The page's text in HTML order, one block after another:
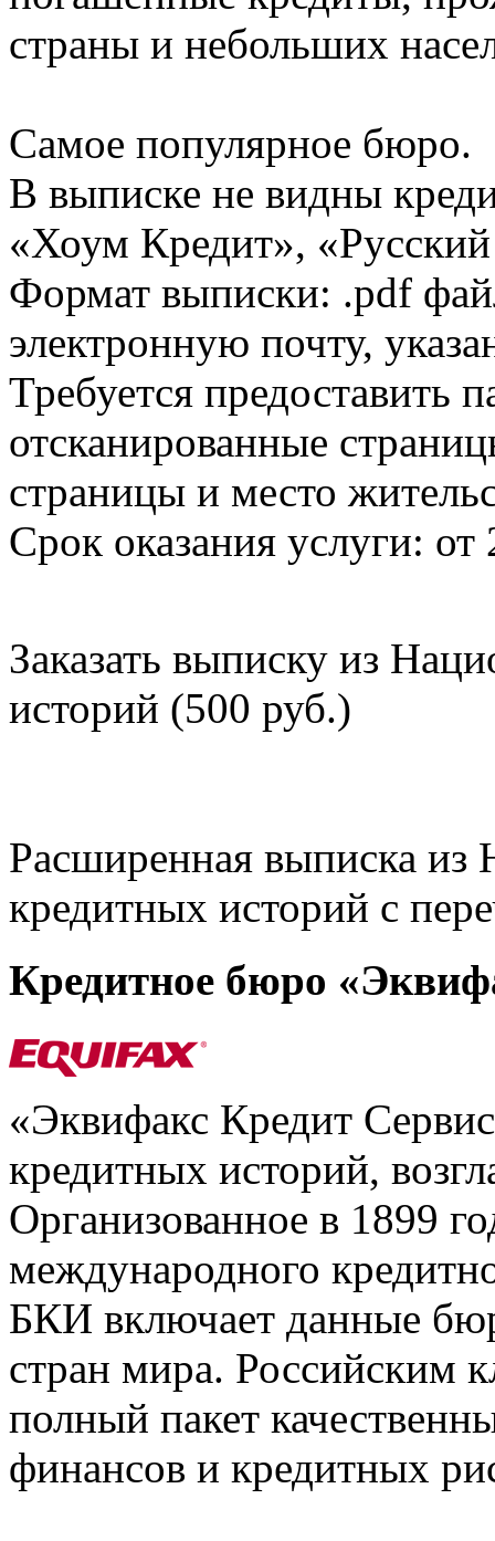
страны и небольших
Самое популярное бюро.
В выписке не видны
«Хоум Кредит»,
Формат выписки: .pdf
электронную почту,
Требуется предоставить
отсканированные
страницы и место
Срок оказания услуги: от
Заказать выписку из
историй (500 руб.)
Расширенная выписка из
кредитных историй с
Кредитное бюро
«Эквифакс Кредит
кредитных историй,
Организованное в 1899
международного
БКИ включает данные
стран мира. Российским
полный пакет
финансов и кредитных